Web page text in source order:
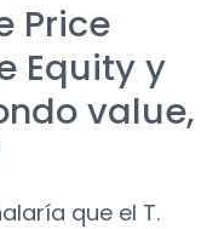
Price
Equity y
value,
que el T.